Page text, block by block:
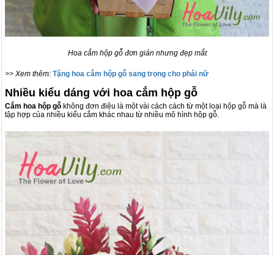
Hoa cắm hộp gỗ đơn giản nhưng đẹp mắt
>> Xem thêm: Tặng hoa cắm hộp gỗ sang trọng cho phái nữ
Nhiều kiểu dáng với hoa cắm hộp gỗ
Cắm hoa hộp gỗ không đơn điệu là một vài cách cách từ một loại hộp gỗ mà là
tập hợp của nhiều kiểu cắm khác nhau từ nhiều mô hình hộp gỗ.